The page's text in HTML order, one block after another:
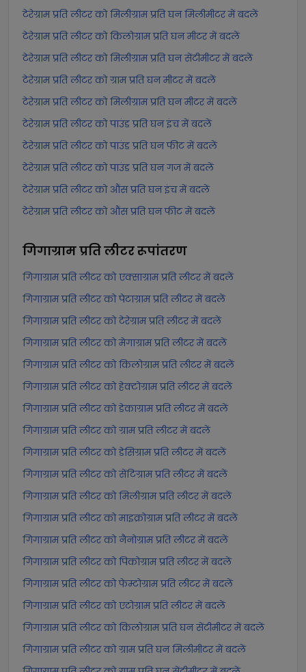
टेरेग्राम प्रति लीटर को मिलीग्राम प्रति घन मिलीमीटर में बदलें
टेरेग्राम प्रति लीटर को किलोग्राम प्रति घन मीटर में बदलें
टेरेग्राम प्रति लीटर को मिलीग्राम प्रति घन सेंटीमीटर में बदलें
टेरेग्राम प्रति लीटर को ग्राम प्रति घन मीटर में बदलें
टेरेग्राम प्रति लीटर को मिलीग्राम प्रति घन मीटर में बदलें
टेरेग्राम प्रति लीटर को पाउंड प्रति घन इंच में बदलें
टेरेग्राम प्रति लीटर को पाउंड प्रति घन फीट में बदलें
टेरेग्राम प्रति लीटर को पाउंड प्रति घन गज में बदलें
टेरेग्राम प्रति लीटर को औंस प्रति घन इंच में बदलें
टेरेग्राम प्रति लीटर को औंस प्रति घन फीट में बदलें
गिगाग्राम प्रति लीटररूपांतरण
गिगाग्राम प्रति लीटर को एक्साग्राम प्रति लीटर में बदलें
गिगाग्राम प्रति लीटर को पेटाग्राम प्रति लीटर में बदलें
गिगाग्राम प्रति लीटर को टेरेग्राम प्रति लीटर में बदलें
गिगाग्राम प्रति लीटर को मेगाग्राम प्रति लीटर में बदलें
गिगाग्राम प्रति लीटर को किलोग्राम प्रति लीटर में बदलें
गिगाग्राम प्रति लीटर को हेक्टोग्राम प्रति लीटर में बदलें
गिगाग्राम प्रति लीटर को डेकाग्राम प्रति लीटर में बदलें
गिगाग्राम प्रति लीटर को ग्राम प्रति लीटर में बदलें
गिगाग्राम प्रति लीटर को डेसिग्राम प्रति लीटर में बदलें
गिगाग्राम प्रति लीटर को सेंटिग्राम प्रति लीटर में बदलें
गिगाग्राम प्रति लीटर को मिलीग्राम प्रति लीटर में बदलें
गिगाग्राम प्रति लीटर को माइक्रोग्राम प्रति लीटर में बदलें
गिगाग्राम प्रति लीटर को नैनोग्राम प्रति लीटर में बदलें
गिगाग्राम प्रति लीटर को पिकोग्राम प्रति लीटर में बदलें
गिगाग्राम प्रति लीटर को फेम्टोग्राम प्रति लीटर में बदलें
गिगाग्राम प्रति लीटर को एटोग्राम प्रति लीटर में बदलें
गिगाग्राम प्रति लीटर को किलोग्राम प्रति घन सेंटीमीटर में बदलें
गिगाग्राम प्रति लीटर को ग्राम प्रति घन मिलीमीटर में बदलें